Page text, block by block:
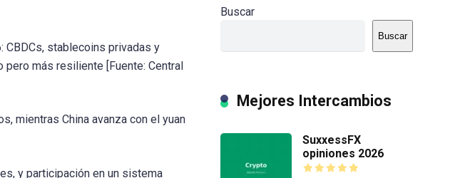
stablecoins privadas y
más resiliente [Fuente: Central
mientras China avanza con el yuan
y participación en un sistema
Buscar
Buscar
Mejores Intercambios
SuxxessFX
opiniones 2026